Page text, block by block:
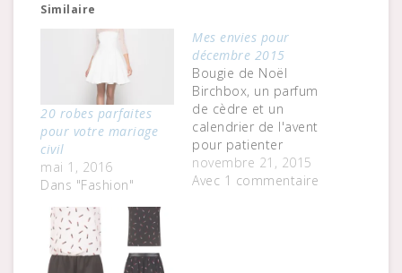
Similaire
20 robes parfaites
pour votre mariage
civil
mai 1, 2016
Dans "Fashion"
Mes envies pour
décembre 2015
Bougie de Noël
Birchbox, un parfum
de cèdre et un
calendrier de l'avent
pour patienter
jusqu'au 25, j'adore
l'idée !Le blond
novembre 21, 2015
Avec 1 commentaire